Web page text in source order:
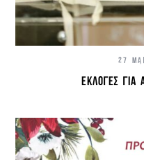
27
ΕΚΛΟΓΈΣ ΓΙΑ